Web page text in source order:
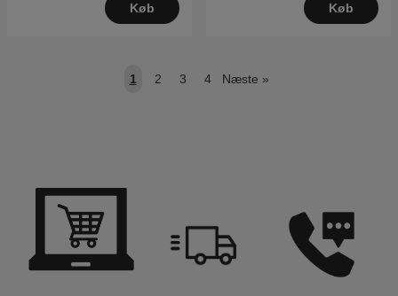
Køb Køb
1 2 3 4 Næste »